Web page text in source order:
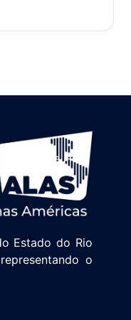
Estado do Rio
o